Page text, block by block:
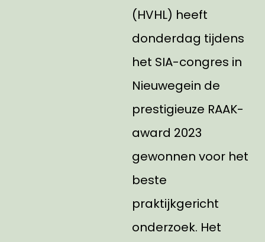
(HVHL) heeft
donderdag tijdens
het SIA-congres in
Nieuwegein de
prestigieuze RAAK-
award 2023
gewonnen voor het
beste
praktijkgericht
onderzoek. Het